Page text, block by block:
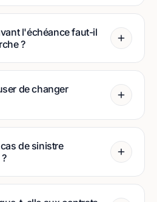
l'échéance faut-il
?
de changer
de sinistre